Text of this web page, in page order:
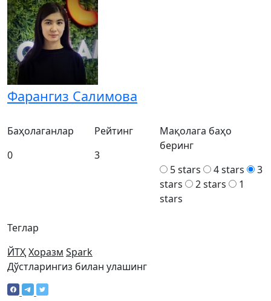
Фарангиз Салимова
Теглар
ЙТҲХоразм Spark
Баҳолаганлар
0
Рейтинг
3
Мақолага баҳо
беринг
5 stars
4 stars
3
stars
2 stars
1
stars
Дўстларингиз билан улашинг